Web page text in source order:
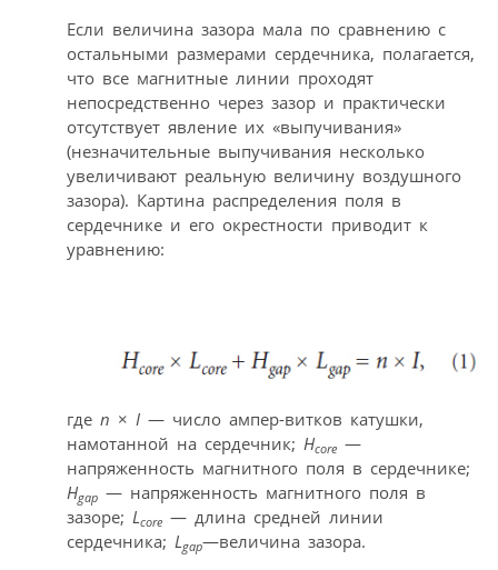
Если величина зазора мала по сравнению с
остальными размерами сердечника, полагается,
что все магнитные линии проходят
непосредственно через зазор и практически
отсутствует явление их «выпучивания»
(незначительные выпучивания несколько
увеличивают реальную величину воздушного
зазора). Картина распределения поля в
сердечнике и его окрестности приводит к
уравнению:
где n × I — число ампер-витков катушки,
намотанной на сердечник; Hcore —
напряженность магнитного поля в сердечнике;
Hgap — напряженность магнитного поля в
зазоре; Lcore — длина средней линии
сердечника; Lgap—величина зазора.